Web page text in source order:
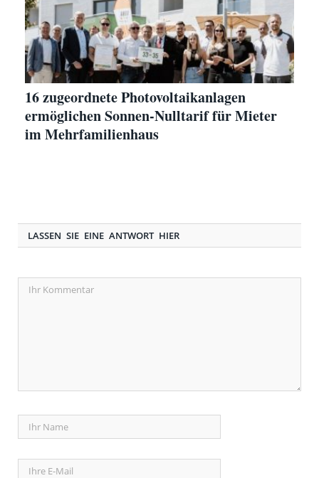
16 zugeordnete Photovoltaikanlagen
ermöglichen Sonnen-Nulltarif für Mieter
im Mehrfamilienhaus
LASSEN SIE EINE ANTWORT HIER